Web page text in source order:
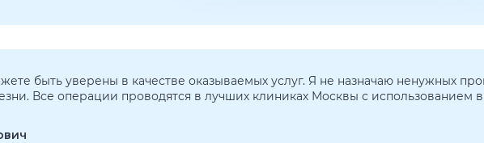
быть уверены в качестве оказываемых услуг. Я не назначаю ненужных
Все операции проводятся в лучших клиниках Москвы с использованием